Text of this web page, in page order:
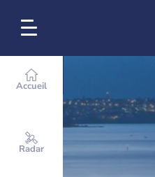
Accueil
Radar